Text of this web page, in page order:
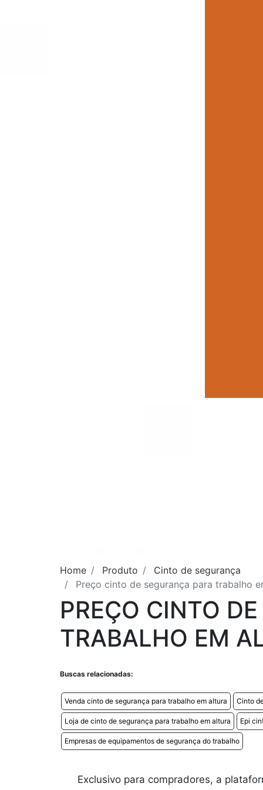
Home Produto
Cinto de segurança
Preço cinto de segurança para trabalho
PREÇO CINTO
TRABALHO EM
Buscas relacionadas:
Venda cinto de segurança para trabalho em altura Cinto
Loja de cinto de segurança para trabalho em altura Epi
Empresas de equipamentos de segurança do trabalho
Exclusivo para compradores, a